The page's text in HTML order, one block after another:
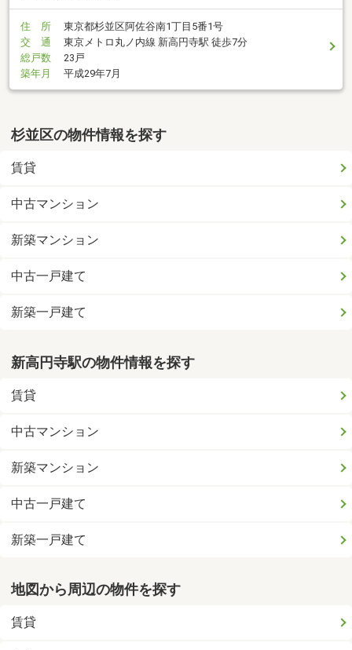
住 所
東京都杉並区阿佐谷南1丁目5番1号
交 通
東京メトロ丸ノ内線 新高円寺駅 徒歩7分
総戸数
23戸
築年月
平成29年7月
杉並区の物件情報を探す
賃貸
中古マンション
新築マンション
中古一戸建て
新築一戸建て
新高円寺駅の物件情報を探す
賃貸
中古マンション
新築マンション
中古一戸建て
新築一戸建て
地図から周辺の物件を探す
賃貸